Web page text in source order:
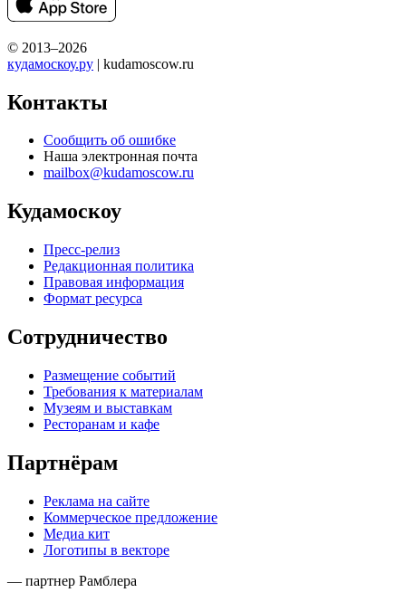
© 2013–2026
кудамоскоу.ру | kudamoscow.ru
Контакты
Сообщить об ошибке
Наша электронная почта
mailbox@kudamoscow.ru
Кудамоскоу
Пресс-релиз
Редакционная политика
Правовая информация
Формат ресурса
Сотрудничество
Размещение событий
Требования к материалам
Музеям и выставкам
Ресторанам и кафе
Партнёрам
Реклама на сайте
Коммерческое предложение
Медиа кит
Логотипы в векторе
— партнер Рамблера